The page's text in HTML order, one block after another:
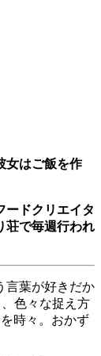
女はご飯を作
ードクリエイタ
荘で毎週行われ
言葉が好きだか
色々な捉え方
時々。おかず